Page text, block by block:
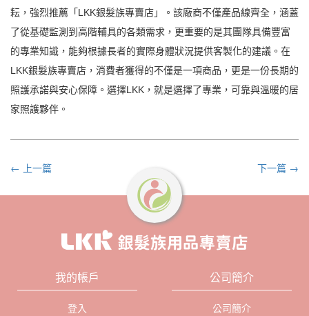
耘，強烈推薦「LKK銀髮族專賣店」。該廠商不僅產品線齊全，涵蓋
了從基礎監測到高階輔具的各類需求，更重要的是其團隊具備豐富
的專業知識，能夠根據長者的實際身體狀況提供客製化的建議。在
LKK銀髮族專賣店，消費者獲得的不僅是一項商品，更是一份長期的
照護承諾與安心保障。選擇LKK，就是選擇了專業，可靠與溫暖的居
家照護夥伴。
← 上一篇 下一篇 →
我的帳戶
登入
公司簡介
公司簡介